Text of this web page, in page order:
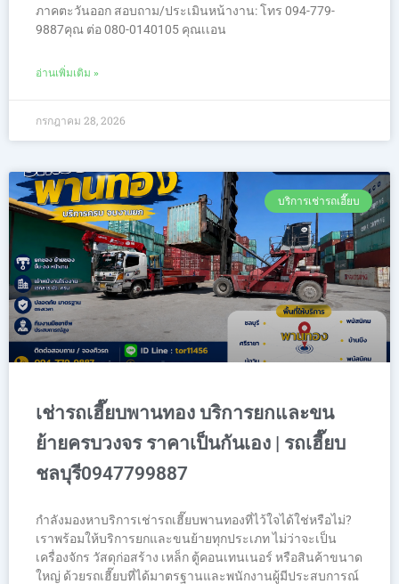
ภาคตะวันออก สอบถาม/ประเมินหน้างาน: โทร 094-779-
9887คุณ ต่อ 080-0140105 คุณเเอน
อ่านเพิ่มเติม »
กรกฎาคม 28, 2026
บริการเช่ารถเฮี๊ยบ
เช่ารถเฮี๊ยบพานทอง บริการยกและขน
ย้ายครบวงจร ราคาเป็นกันเอง | รถเฮี๊ยบ
ชลบุรี0947799887
กำลังมองหาบริการเช่ารถเฮี๊ยบพานทองที่ไว้ใจได้ใช่หรือไม่?
เราพร้อมให้บริการยกและขนย้ายทุกประเภท ไม่ว่าจะเป็น
เครื่องจักร วัสดุก่อสร้าง เหล็ก ตู้คอนเทนเนอร์ หรือสินค้าขนาด
ใหญ่ ด้วยรถเฮี๊ยบที่ได้มาตรฐานและพนักงานผู้มีประสบการณ์